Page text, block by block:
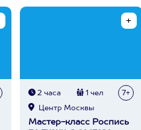
2 часа 1 чел 7+
Центр Москвы
Мастер-класс Роспись